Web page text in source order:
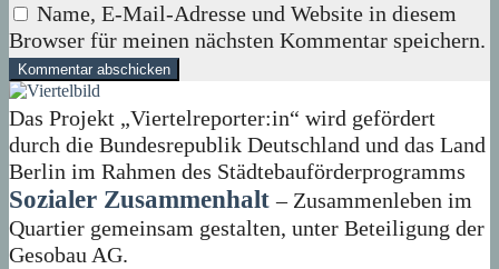
Name, E-Mail-Adresse und Website in diesem
Browser für meinen nächsten Kommentar speichern.
Das Projekt „Viertelreporter:in“ wird gefördert
durch die Bundesrepublik Deutschland und das Land
Berlin im Rahmen des Städtebauförderprogramms
Sozialer Zusammenhalt – Zusammenleben im
Quartier gemeinsam gestalten, unter Beteiligung der
Gesobau AG.